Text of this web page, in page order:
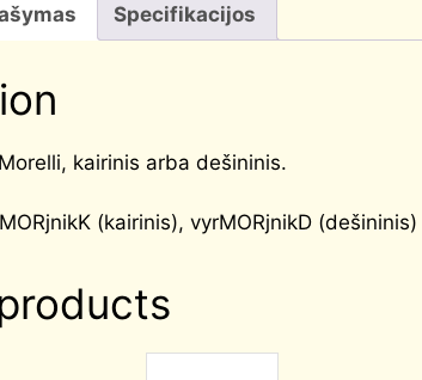
Specifikacijos
kairinis arba dešininis.
(kairinis), vyrMORjnikD (dešininis)